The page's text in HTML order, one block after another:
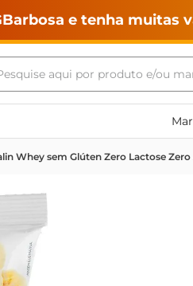
e tenha muitas
aqui por produto e/ou
Whey sem Glúten Zero Lactose
mais buscados
maquina lavar
cerveja
frango